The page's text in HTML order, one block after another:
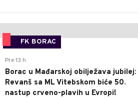
FK BORAC
Pre 13 h
Borac u Mađarskoj obilježava jubilej:
Revanš sa ML Vitebskom biće 50.
nastup crveno-plavih u Evropi!